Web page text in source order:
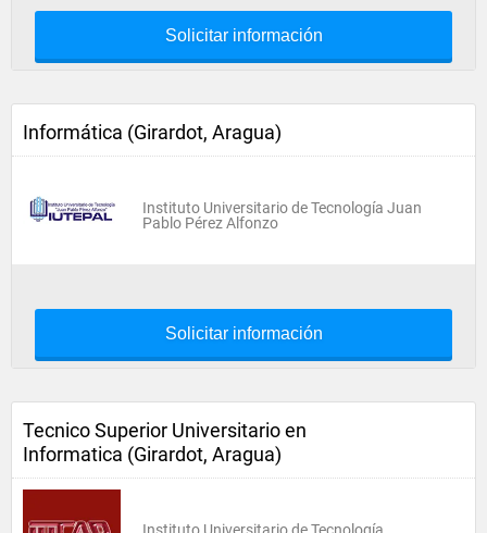
Solicitar información
Informática (Girardot, Aragua)
Instituto Universitario de Tecnología Juan
Pablo Pérez Alfonzo
Solicitar información
Tecnico Superior Universitario en
Informatica (Girardot, Aragua)